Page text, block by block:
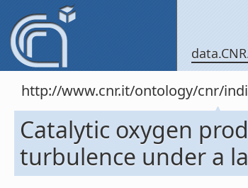
http://www.cnr.it/ontology/cnr/
Catalytic oxygen
turbulence under a